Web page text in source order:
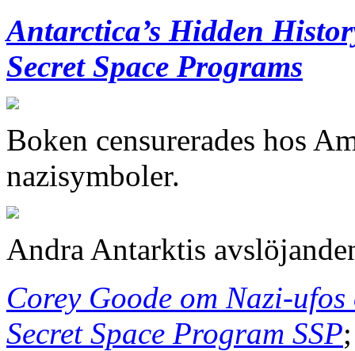
Antarctica’s Hidden
Secret Space Programs
Boken censurerades hos
nazisymboler.
Andra Antarktis
Corey Goode om Nazi-
Secret Space Program SSP;